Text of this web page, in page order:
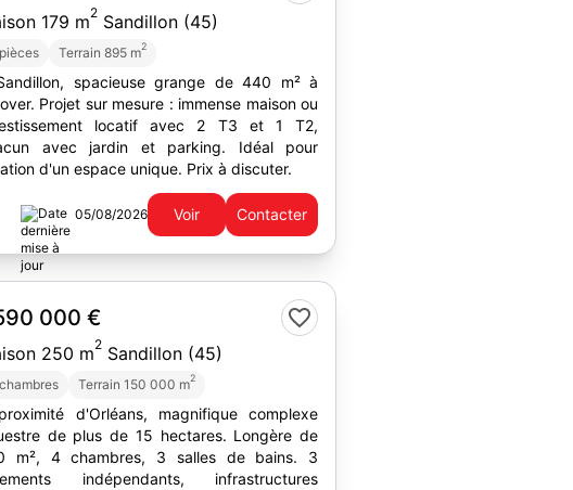
179 m2 Sandillon (45)
Terrain 895 m2
spacieuse grange de 440 m² à
Projet sur mesure : immense maison ou
locatif avec 2 T3 et 1 T2,
avec jardin et parking. Idéal pour
d'un espace unique. Prix à discuter.
05/08/2026 Voir Contacter
000 €
250 m2 Sandillon (45)
Terrain 150 000 m2
d'Orléans, magnifique complexe
de plus de 15 hectares. Longère de
m², 4 chambres, 3 salles de bains. 3
indépendants, infrastructures